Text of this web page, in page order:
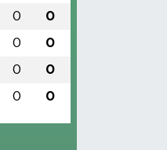
0 0
0 0
0 0
0 0